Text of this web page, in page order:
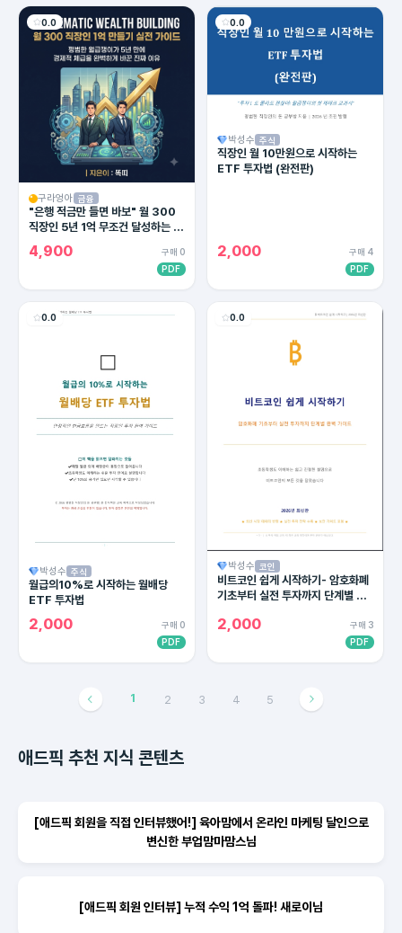
0.0
구라엉아 금융
"은행 적금만 들면 바보" 월 300
직장인 5년 1억 무조건 달성하는 4
대 통장 세팅법 (2026 최신판)
4,900
구매 0
PDF
0.0
박성수 주식
직장인 월 10만원으로 시작하는
ETF 투자법 (완전판)
2,000
구매 4
PDF
0.0
박성수 주식
월급의10%로 시작하는 월배당
ETF 투자법
2,000
구매 0
PDF
0.0
박성수 코인
비트코인 쉽게 시작하기- 암호화폐
기초부터 실전 투자까지 단계별 완
2,000
구매 3
PDF
1 2 3 4 5
애드픽 추천 지식 콘텐츠
[애드픽 회원을 직접 인터뷰했어!] 육아맘에서 온라인 마케팅 달인으로
변신한 부업맘마맘스님
[애드픽 회원 인터뷰] 누적 수익 1억 돌파! 새로이님